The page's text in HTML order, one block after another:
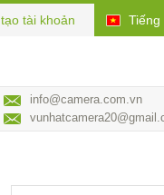
Tiếng
tạo tài khoản
info@camera.com.vn